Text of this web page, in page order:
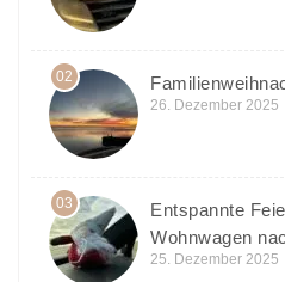
02
26. Dezember 2025
03
Entspannte
Wohnwagen
25. Dezember 2025